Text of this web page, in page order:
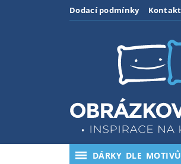
Dodací podmínky Kontakt
DÁRKY DLE MOTIVŮ